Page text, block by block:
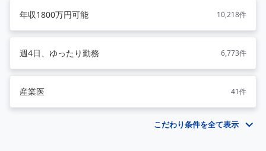
年収1800万円可能 10,218件
週4日、ゆったり勤務 6,773件
産業医 41件
こだわり条件を全て表示